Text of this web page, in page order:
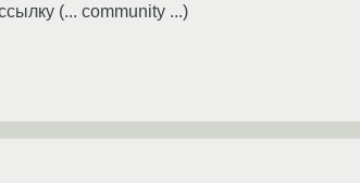
(... community ...)